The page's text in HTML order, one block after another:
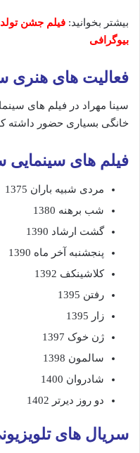
بیشتر بخوانید:
بیوگرافی
فعالیت های هنری
سینا مهراد در فیلم های
خانگی بسیاری حضور داشته
فیلم های سینمایی
مردی شبیه باران 1375
شب برهنه 1380
گشت ارشاد 1390
پنجشنبه آخر ماه 1390
کلاشینکف 1392
رفتن 1395
زار 1395
ژن خوک 1397
سالمون 1398
شادروان 1400
دو روز دیرتر 1402
سریال های